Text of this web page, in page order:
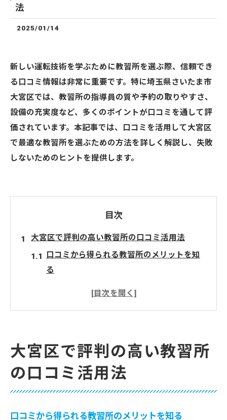
法
2025/01/14
新しい運転技術を学ぶために教習所を選ぶ際、信頼でき
る口コミ情報は非常に重要です。特に埼玉県さいたま市
大宮区では、教習所の指導員の質や予約の取りやすさ、
設備の充実度など、多くのポイントが口コミを通して評
価されています。本記事では、口コミを活用して大宮区
で最適な教習所を選ぶための方法を詳しく解説し、失敗
しないためのヒントを提供します。
目次
大宮区で評判の高い教習所の口コミ活用法
口コミから得られる教習所のメリットを知
る
大宮区の教習所の人気指導員に関する口コ
料金プランの透明性を口コミで探る
教習所の実績を口コミから読み解く
信頼できる教習所探しに役立つ口コミの見極め
大宮区で評判の高い教習所
の口コミ活用法
口コミから得られる教習所のメリットを知る